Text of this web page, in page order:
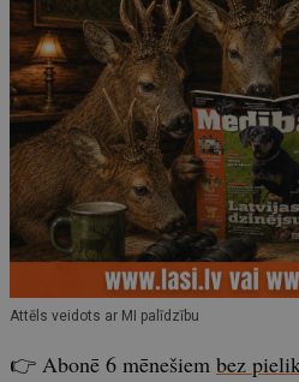
Attēls veidots ar MI palīdzību
👉 Abonē 6 mēnešiem bez